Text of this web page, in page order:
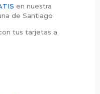
en nuestra
de Santiago
tus tarjetas a